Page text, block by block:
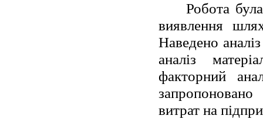
Робота
виявлення
Наведено
аналіз
факторний
витрат на